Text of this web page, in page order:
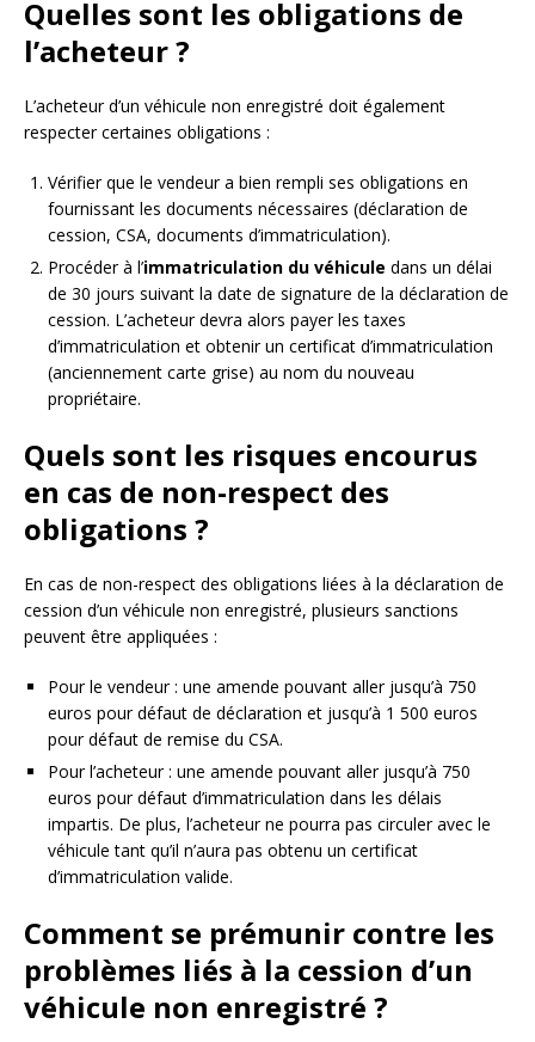
Quelles sont les obligations de
l’acheteur ?
L’acheteur d’un véhicule non enregistré doit également
respecter certaines obligations :
Vérifier que le vendeur a bien rempli ses obligations en
fournissant les documents nécessaires (déclaration de
cession, CSA, documents d’immatriculation).
Procéder à l’immatriculation du véhicule dans un délai
de 30 jours suivant la date de signature de la déclaration de
cession. L’acheteur devra alors payer les taxes
d’immatriculation et obtenir un certificat d’immatriculation
(anciennement carte grise) au nom du nouveau
propriétaire.
Quels sont les risques encourus
en cas de non-respect des
obligations ?
En cas de non-respect des obligations liées à la déclaration de
cession d’un véhicule non enregistré, plusieurs sanctions
peuvent être appliquées :
Pour le vendeur : une amende pouvant aller jusqu’à 750
euros pour défaut de déclaration et jusqu’à 1 500 euros
pour défaut de remise du CSA.
Pour l’acheteur : une amende pouvant aller jusqu’à 750
euros pour défaut d’immatriculation dans les délais
impartis. De plus, l’acheteur ne pourra pas circuler avec le
véhicule tant qu’il n’aura pas obtenu un certificat
d’immatriculation valide.
Comment se prémunir contre les
problèmes liés à la cession d’un
véhicule non enregistré ?